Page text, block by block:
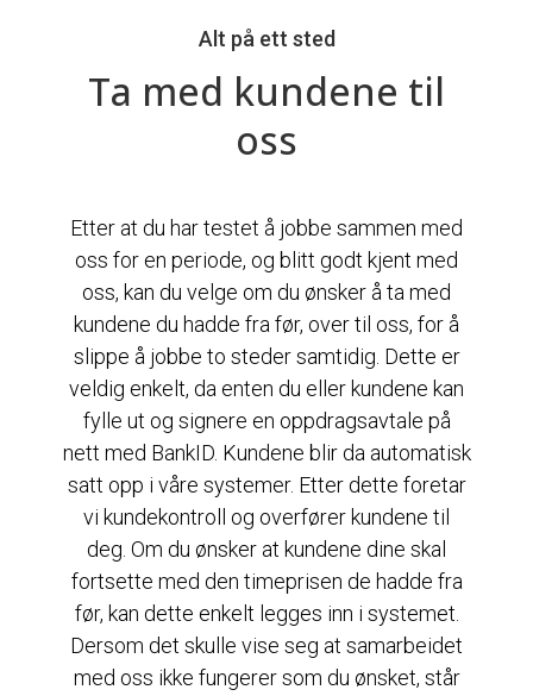
Alt på ett sted
Ta med kundene til
oss
Etter at du har testet å jobbe sammen med
oss for en periode, og blitt godt kjent med
oss, kan du velge om du ønsker å ta med
kundene du hadde fra før, over til oss, for å
slippe å jobbe to steder samtidig. Dette er
veldig enkelt, da enten du eller kundene kan
fylle ut og signere en oppdragsavtale på
nett med BankID. Kundene blir da automatisk
satt opp i våre systemer. Etter dette foretar
vi kundekontroll og overfører kundene til
deg. Om du ønsker at kundene dine skal
fortsette med den timeprisen de hadde fra
før, kan dette enkelt legges inn i systemet.
Dersom det skulle vise seg at samarbeidet
med oss ikke fungerer som du ønsket, står